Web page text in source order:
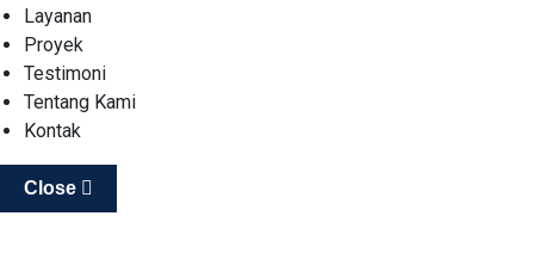
Layanan
Proyek
Testimoni
Tentang Kami
Kontak
Close